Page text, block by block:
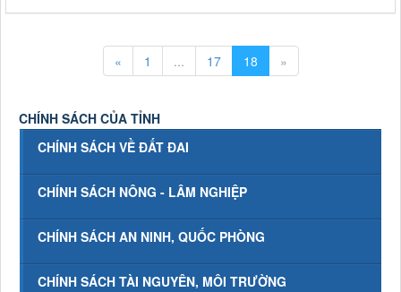
« 1 ... 17 18 »
CHÍNH SÁCH CỦA TỈNH
CHÍNH SÁCH VỀ ĐẤT ĐAI
CHÍNH SÁCH NÔNG - LÂM NGHIỆP
CHÍNH SÁCH AN NINH, QUỐC PHÒNG
CHÍNH SÁCH TÀI NGUYÊN, MÔI TRƯỜNG